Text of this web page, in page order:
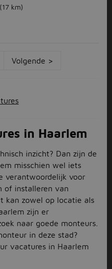
(17 km)
Volgende >
in Haarlem
inzicht? Dan zijn de
misschien wel iets
verantwoordelijk voor
of installeren van
kan zowel op locatie als
zijn er
naar goede monteurs.
in deze stad?
vacatures in Haarlem